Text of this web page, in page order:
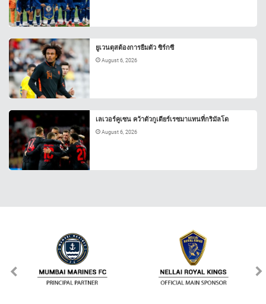
ยูเวนตุสต้องการยืมตัว ซิร์กซี
August 6, 2026
เลเวอร์คูเซน คว้าตัวกูเตียร์เรซมาแทนที่กริมัลโด
August 6, 2026